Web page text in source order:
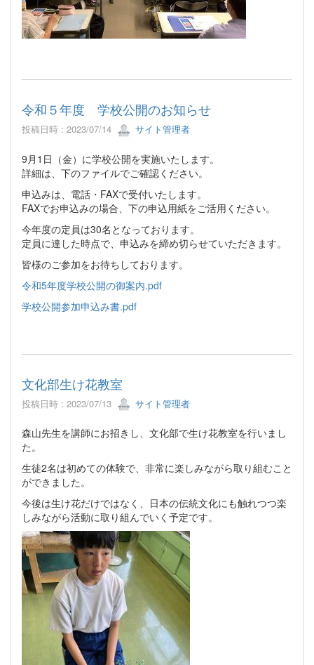
令和５年度 学校公開のお知らせ
投稿日時 : 2023/07/14 サイト管理者
9月1日（金）に学校公開を実施いたします。
詳細は、下のファイルでご確認ください。
申込みは、電話・FAXで受付いたします。
FAXでお申込みの場合、下の申込用紙をご活用ください。
今年度の定員は30名となっております。
定員に達した時点で、申込みを締め切らせていただきます。
皆様のご参加をお待ちしております。
令和5年度学校公開の御案内.pdf
学校公開参加申込み書.pdf
文化部生け花教室
投稿日時 : 2023/07/13 サイト管理者
森山先生を講師にお招きし、文化部で生け花教室を行いまし
た。
生徒2名は初めての体験で、非常に楽しみながら取り組むこと
ができました。
今後は生け花だけではなく、日本の伝統文化にも触れつつ楽
しみながら活動に取り組んでいく予定です。